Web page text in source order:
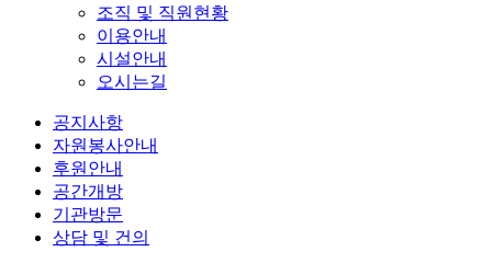
조직 및 직원현황
이용안내
시설안내
오시는길
공지사항
자원봉사안내
후원안내
공간개방
기관방문
상담 및 건의